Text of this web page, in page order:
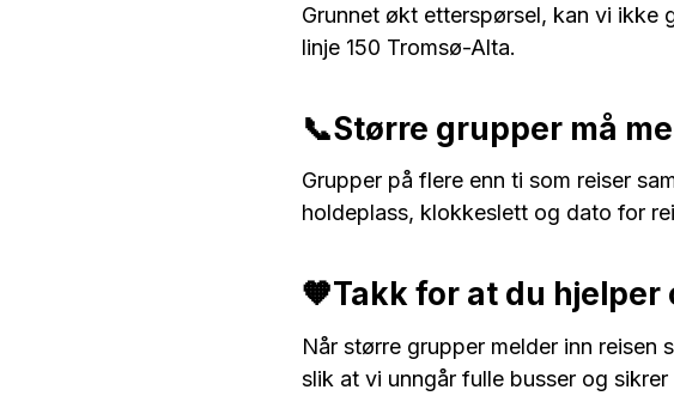
Grunnet økt etterspørsel, kan vi ikke
linje 150 Tromsø-Alta.
📞Større grupper må
Grupper på flere enn ti som reiser
holdeplass, klokkeslett og dato for
🧡Takk for at du hjelper
Når større grupper melder inn reisen
slik at vi unngår fulle busser og